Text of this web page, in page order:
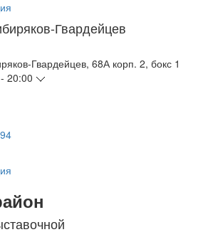
Гвардейцев
Гвардейцев, 68А корп. 2, бокс 1
20:00